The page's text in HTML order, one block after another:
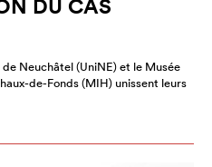
DU CAS
de Neuchâtel (UniNE) et le Musée
de-Fonds (MIH) unissent leurs